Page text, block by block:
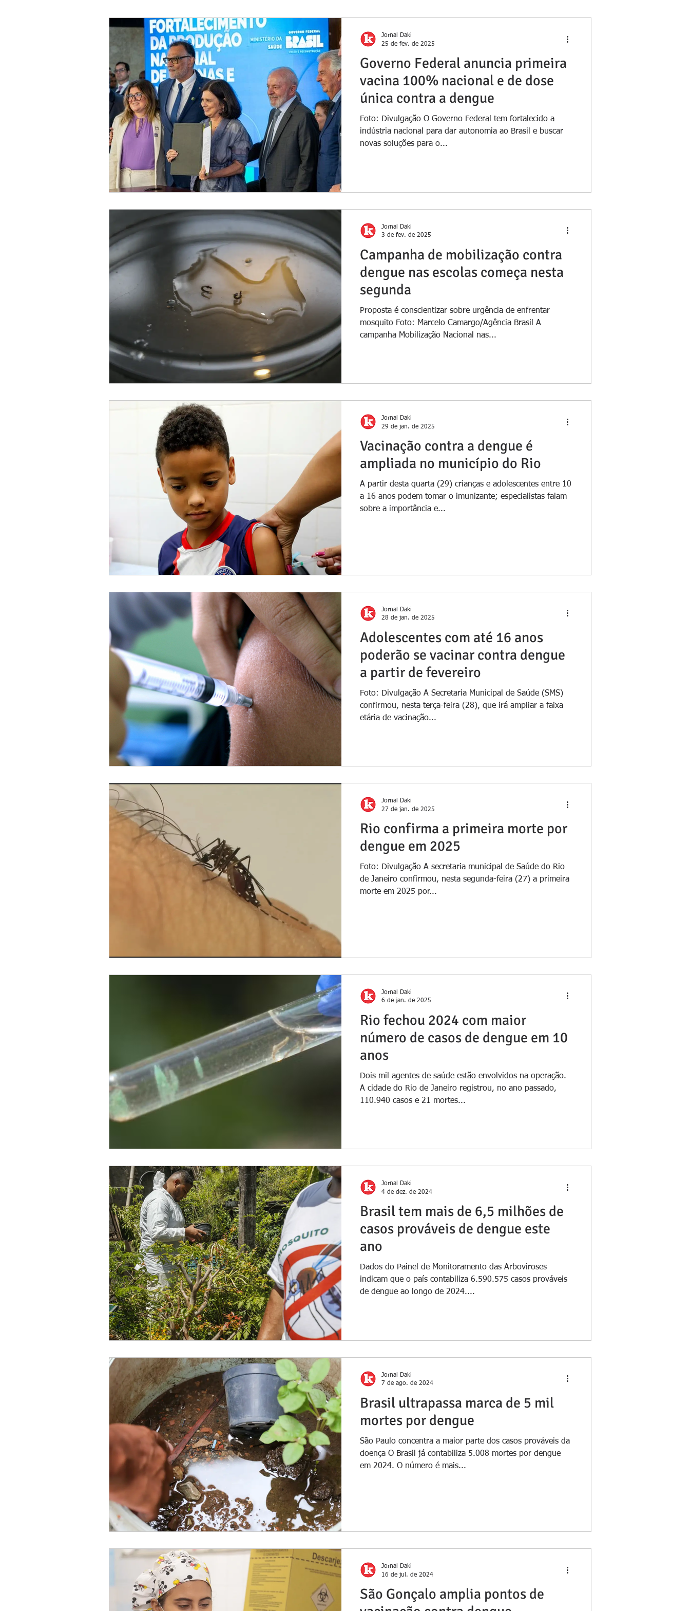
Governo Federal anuncia primeira
vacina 100% nacional e de dose
única contra a dengue
Foto: Divulgação O Governo Federal tem fortalecido a
indústria nacional para dar autonomia ao Brasil e buscar
novas soluções para o...
Jornal Daki
25 de fev. de 2025
Campanha de mobilização contra
dengue nas escolas começa nesta
segunda
Proposta é conscientizar sobre urgência de enfrentar
mosquito Foto: Marcelo Camargo/Agência Brasil A
campanha Mobilização Nacional nas...
Jornal Daki
3 de fev. de 2025
Vacinação contra a dengue é
ampliada no município do Rio
A partir desta quarta (29) crianças e adolescentes entre 10
a 16 anos podem tomar o imunizante; especialistas falam
sobre a importância e...
Jornal Daki
29 de jan. de 2025
Adolescentes com até 16 anos
poderão se vacinar contra dengue
a partir de fevereiro
Foto: Divulgação A Secretaria Municipal de Saúde (SMS)
confirmou, nesta terça-feira (28), que irá ampliar a faixa
etária de vacinação...
Jornal Daki
28 de jan. de 2025
Rio confirma a primeira morte por
dengue em 2025
Foto: Divulgação A secretaria municipal de Saúde do Rio
de Janeiro confirmou, nesta segunda-feira (27) a primeira
morte em 2025 por...
Jornal Daki
27 de jan. de 2025
Rio fechou 2024 com maior
número de casos de dengue em 10
anos
Dois mil agentes de saúde estão envolvidos na operação.
A cidade do Rio de Janeiro registrou, no ano passado,
110.940 casos e 21 mortes...
Jornal Daki
6 de jan. de 2025
Brasil tem mais de 6,5 milhões de
casos prováveis de dengue este
ano
Dados do Painel de Monitoramento das Arboviroses
indicam que o país contabiliza 6.590.575 casos prováveis
de dengue ao longo de 2024....
Jornal Daki
4 de dez. de 2024
Brasil ultrapassa marca de 5 mil
mortes por dengue
São Paulo concentra a maior parte dos casos prováveis da
doença O Brasil já contabiliza 5.008 mortes por dengue
em 2024. O número é mais...
Jornal Daki
7 de ago. de 2024
São Gonçalo amplia pontos de
Jornal Daki
16 de jul. de 2024